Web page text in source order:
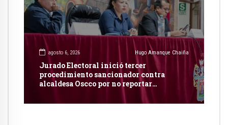
agosto 6, 2026 Hugo Amanque Chaiña
Jurado Electoral inició tercer
procedimiento sancionador contra
alcaldesa Oscco por no reportar